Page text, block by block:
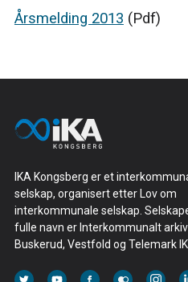
Årsmelding 2013 (Pdf)
IKA Kongsberg er et
selskap, organisert etter Lov om
interkommunale selskap.
fulle navn er Interkommunalt
Buskerud, Vestfold og Telemark